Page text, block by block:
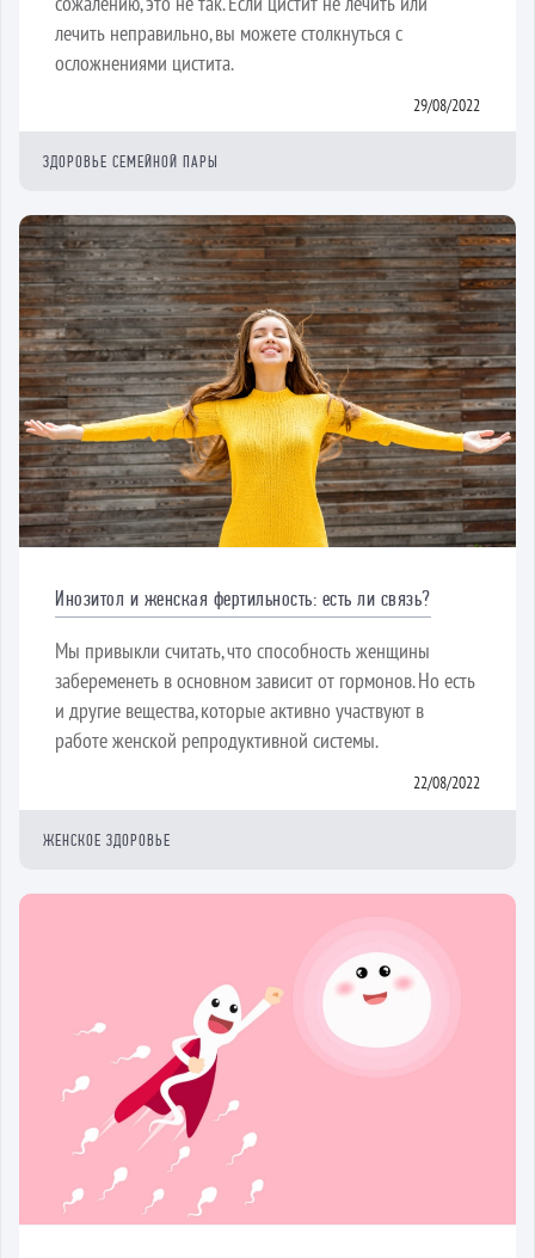
лечить неправильно, вы можете столкнуться с
осложнениями цистита.
29/08/2022
ЗДОРОВЬЕ СЕМЕЙНОЙ ПАРЫ
Инозитол и женская фертильность: есть ли связь?
Мы привыкли считать, что способность женщины
забеременеть в основном зависит от гормонов. Но есть
и другие вещества, которые активно участвуют в
работе женской репродуктивной системы.
22/08/2022
ЖЕНСКОЕ ЗДОРОВЬЕ